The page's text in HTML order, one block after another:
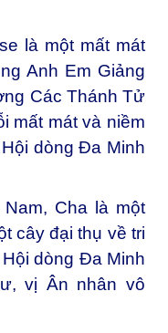
là một mất mát
Anh Em Giảng
Các Thánh Tử
mất mát và niềm
dòng Đa Minh
Cha là một
cây đại thụ về tri
dòng Đa Minh
vị Ân nhân vô